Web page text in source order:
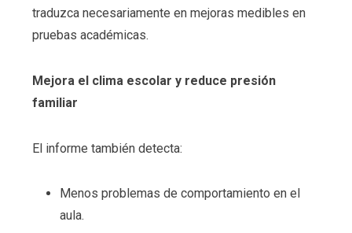
traduzca necesariamente en mejoras medibles en
pruebas académicas.
Mejora el clima escolar y reduce presión
familiar
El informe también detecta:
Menos problemas de comportamiento en el
aula.